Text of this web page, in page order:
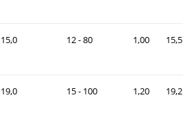
15,0 12 - 80 1,00 15,5
19,0 15 - 100 1,20 19,2